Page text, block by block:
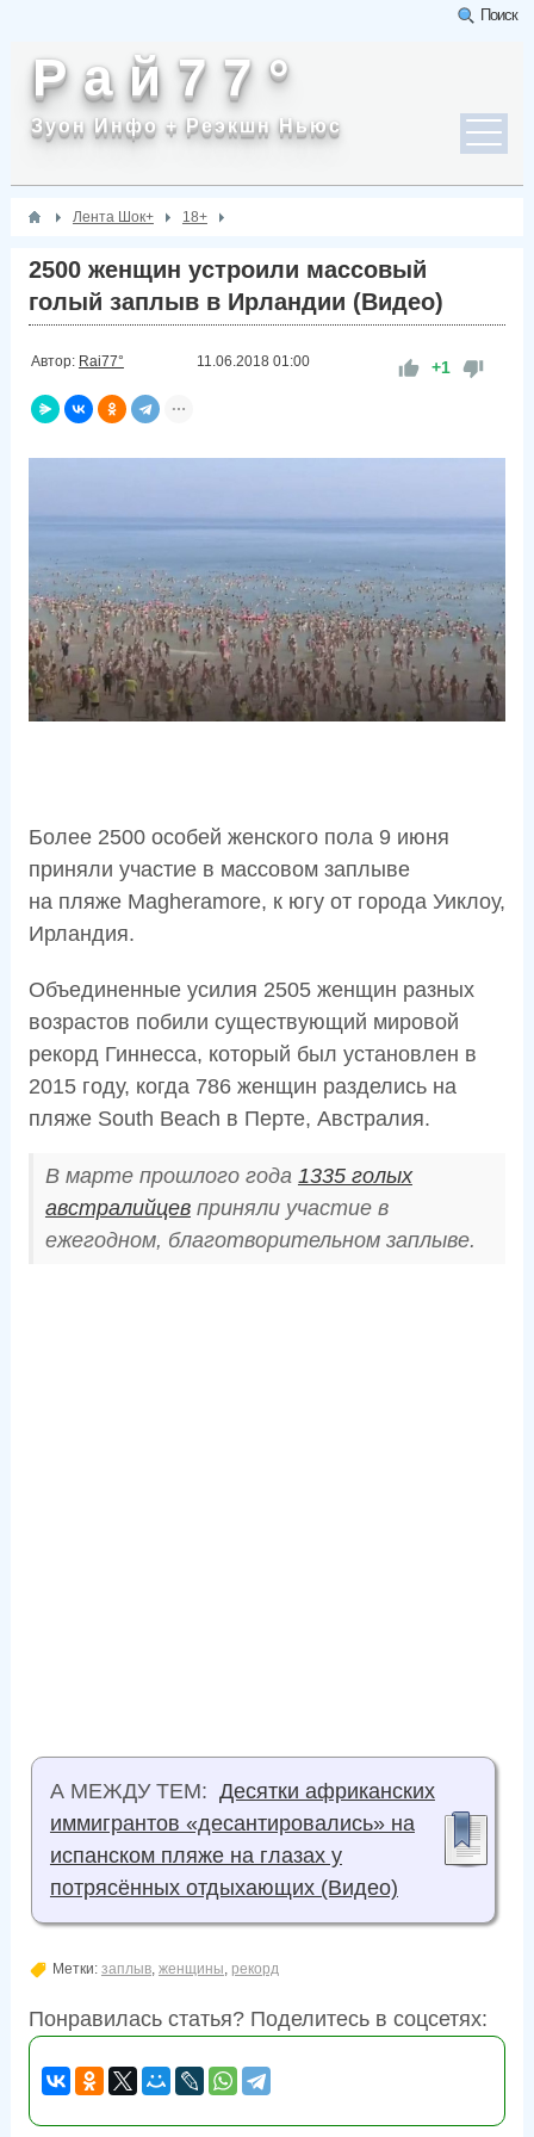
Поиск
Р а й 7 7 °
Зуон Инфо + Реэкшн Ньюс
Лента Шок+ 18+
2500 женщин устроили массовый
голый заплыв в Ирландии (Видео)
Автор: Rai77° 11.06.2018 01:00 +1
Более 2500 особей женского пола 9 июня
приняли участие в массовом заплыве
на пляже Magheramore, к югу от города Уиклоу,
Ирландия.
Объединенные усилия 2505 женщин разных
возрастов побили существующий мировой
рекорд Гиннесса, который был установлен в
2015 году, когда 786 женщин разделись на
пляже South Beach в Перте, Австралия.
В марте прошлого года 1335 голых
австралийцевприняли участие в
ежегодном, благотворительном заплыве.
А МЕЖДУ ТЕМ: Десятки африканских
иммигрантов «десантировались» на
испанском пляже на глазах у
потрясённых отдыхающих (Видео)
Метки: заплыв, женщины, рекорд
Понравилась статья? Поделитесь в соцсетях: